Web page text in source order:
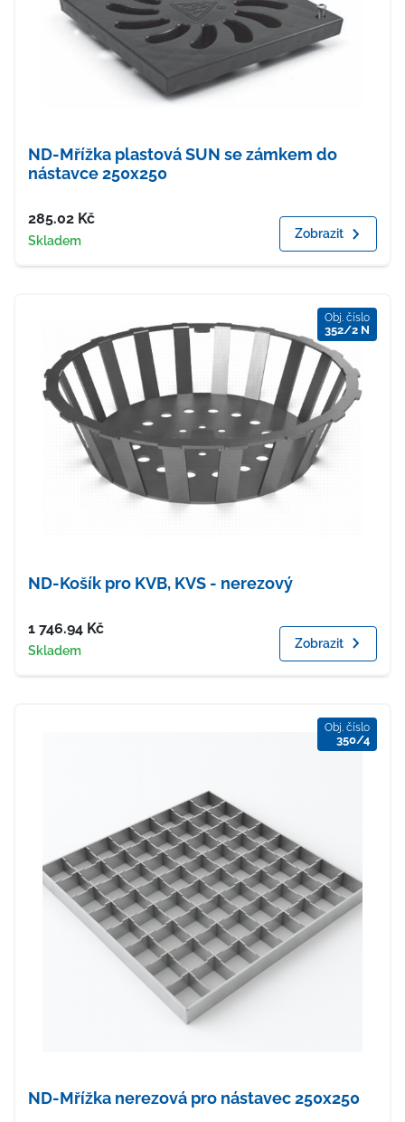
ND-Mřížka plastová SUN se zámkem do
nástavce 250x250
Cena
285.02 Kč
Dostupnost
Skladem Zobrazit
Obj. číslo
352/2 N
ND-Košík pro KVB, KVS - nerezový
Cena
1 746.94 Kč
Dostupnost
Skladem Zobrazit
Obj. číslo
350/4
ND-Mřížka nerezová pro nástavec 250x250